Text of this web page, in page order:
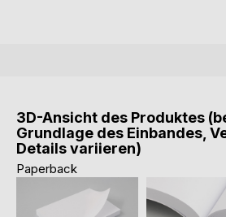
3D-Ansicht des Produktes
Grundlage des Einbandes,
Details variieren)
Paperback